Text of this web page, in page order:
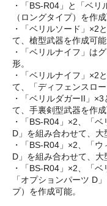
・「BS-R04」と「ベ
（ロングタイプ）を作成
・「ベリルソード」×2
て、槍型武器を作成可能
・「ベリルナイフ」は
形。
・「ベリルナイフ」×2
て、「ディフェンスロ
・「ベリルダガーII」
て、手裏剣型武器を作成
・「BS-R04」×2、「
D」を組み合わせて、大
・「BS-R04」×2、「
D」を組み合わせて、大
・「BS-R04」×2、「
「オプションパーツ D
プ）を作成可能。